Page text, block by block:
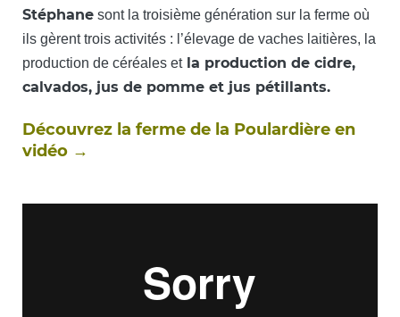
Stéphane sont la troisième génération sur la ferme où
ils gèrent trois activités : l’élevage de vaches laitières, la
production de céréales etla production de cidre,
calvados, jus de pomme et jus pétillants.
Découvrez la ferme de la Poulardière en
vidéo →